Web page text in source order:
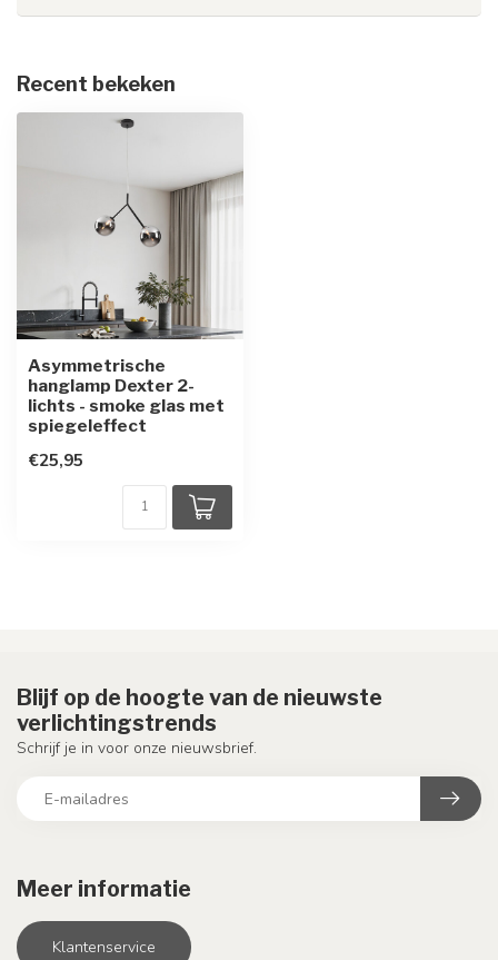
Recent bekeken
Asymmetrische
hanglamp Dexter 2-
lichts - smoke glas met
spiegeleffect
€25,95
Meer informatie
Klantenservice
Blijf op de hoogte van de nieuwste
verlichtingstrends
Schrijf je in voor onze nieuwsbrief.